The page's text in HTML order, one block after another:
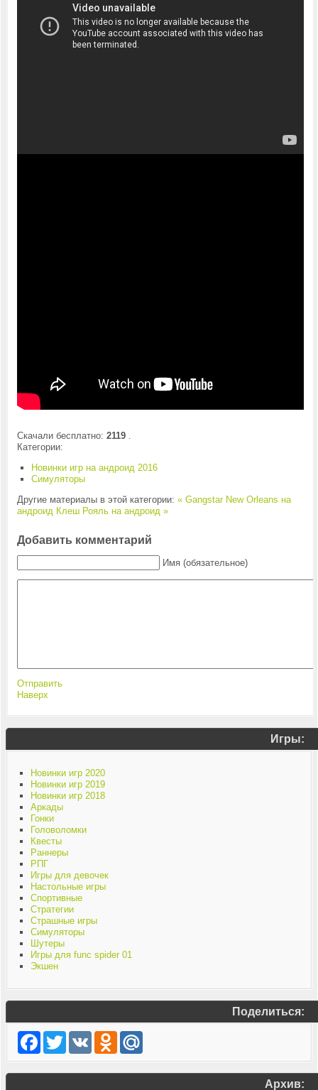
Скачали бесплатно: 2119.
Категории:
Новинки игр на андроид 2016
Симуляторы
Другие материалы в этой категории: « Gangstar New Orleans на
андроид Клеш Рояль на андроид »
Добавить комментарий
Имя (обязательное)
Отправить
Наверх
Игры:
Новинки игр 2020
Новинки игр 2019
Новинки игр 2018
Аркады
Гонки
Головоломки
Квесты
Раннеры
РПГ
Игры для девочек
Настольные игры
Спортивные
Стратегии
Страшные игры
Симуляторы
Шутеры
Игры для func spider 01
Экшен
Поделиться:
Facebook
TwitterVK Odnoklassniki
Mail.Ru
Архив: